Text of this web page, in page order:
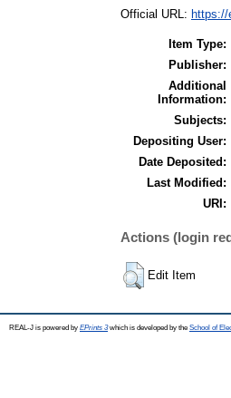
Official URL: https://
Item Type:
Publisher:
Additional
Information:
Subjects:
Depositing User:
Date Deposited:
Last Modified:
URI:
Actions (login
Edit Item
REAL-J is powered by EPrints 3which is developed by the School of